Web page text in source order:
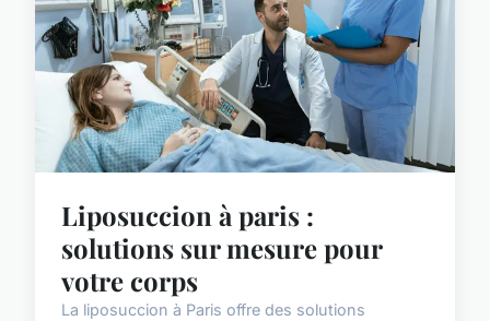
Liposuccion à paris :
solutions sur mesure pour
votre corps
La liposuccion à Paris offre des solutions